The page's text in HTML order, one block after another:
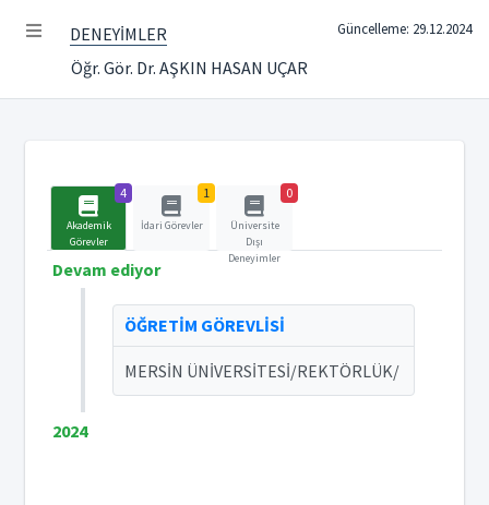
DENEYİMLER
Öğr. Gör. Dr. AŞKIN HASAN UÇAR
Güncelleme: 29.12.2024
4
Akademik
Görevler
1
İdari Görevler
0
Üniversite
Dışı
Deneyimler
Devam ediyor
ÖĞRETİM GÖREVLİSİ
MERSİN ÜNİVERSİTESİ/REKTÖRLÜK/
2024